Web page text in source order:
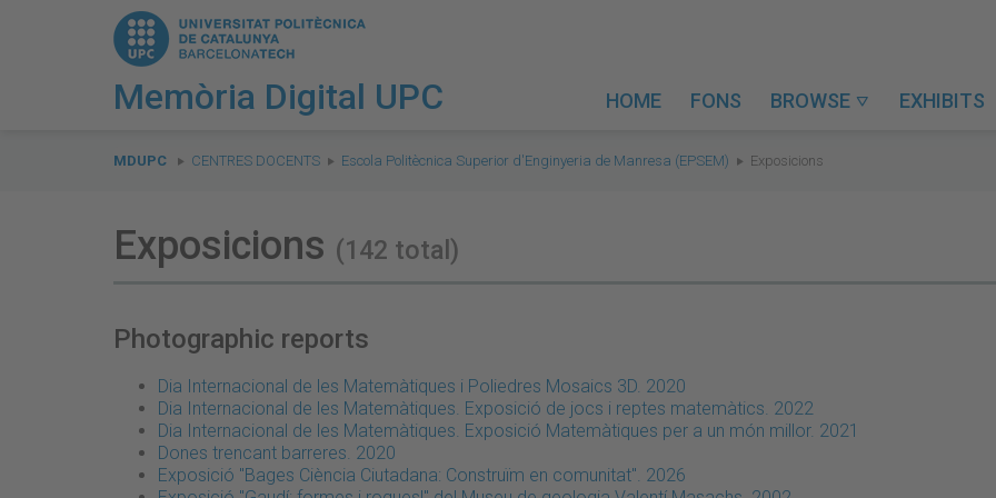
Memòria Digital UPC HOME FONS BROWSE  EXHIBITS
are
MDUPC CENTRES DOCENTS Escola Politècnica Superior d'Enginyeria de Manresa (EPSEM) Exposicions
Exposicions (142 total)
Photographic reports
Dia Internacional de les Matemàtiques i Poliedres Mosaics 3D. 2020
Dia Internacional de les Matemàtiques. Exposició de jocs i reptes matemàtics. 2022
Dia Internacional de les Matemàtiques. Exposició Matemàtiques per a un món millor. 2021
Dones trencant barreres. 2020
Exposició "Bages Ciència Ciutadana: Construïm en comunitat". 2026